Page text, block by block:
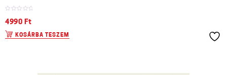
4990 Ft
KOSÁRBA TESZEM